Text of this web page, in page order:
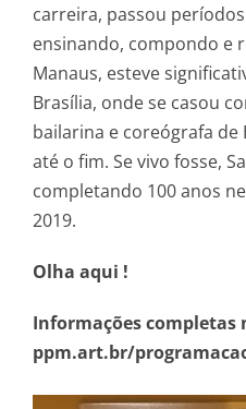
carreira, passou
ensinando, compondo e
Manaus, esteve
Brasília, onde se casou
bailarina e coreógrafa de
até o fim. Se vivo fosse,
completando 100 anos
2019.
Olha aqui !
Informações completas
ppm.art.br/